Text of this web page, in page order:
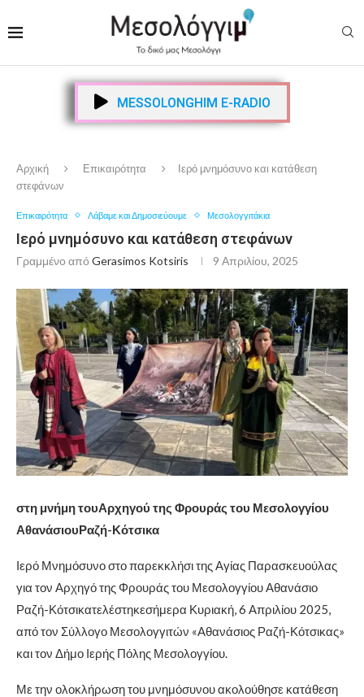
MESSOLONGHIM E-RADIO
Αρχική Επικαιρότητα
Ιερό μνημόσυνο και κατάθεση
στεφάνων
Επικαιρότητα Λάβαμε και Δημοσιεύουμε Μεσολογγιτάκια
Ιερό μνημόσυνο και κατάθεση στεφάνων
Γραμμένο από Gerasimos Kotsiris 9 Απριλίου, 2025
στη μνήμη τουΑρχηγού της Φρουράς του Μεσολογγίου
ΑθανάσιουΡαζή-Κότσικα
Ιερό Μνημόσυνο στο παρεκκλήσι της Αγίας Παρασκευούλας
για τον Αρχηγό της Φρουράς του Μεσολογγίου Αθανάσιο
Ραζή-Κότσικατελέστηκεσήμερα Κυριακή, 6 Απριλίου 2025,
από τον Σύλλογο Μεσολογγιτών «Αθανάσιος Ραζή-Κότσικας»
και τον Δήμο Ιερής Πόλης Μεσολογγίου.
Με την ολοκλήρωση του μνημόσυνου ακολούθησε κατάθεση